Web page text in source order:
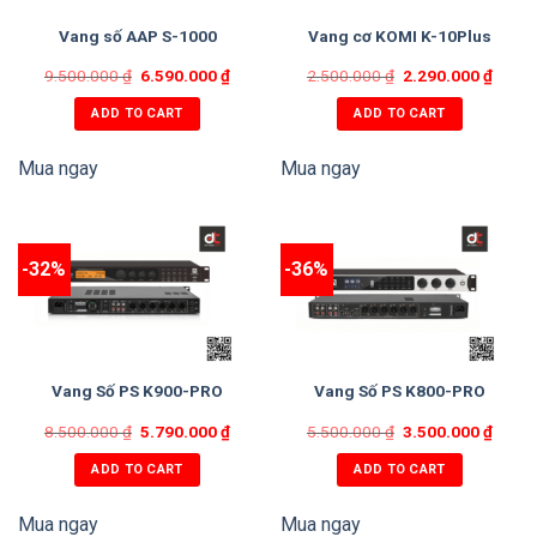
Vang số AAP S-1000
9.500.000₫ 6.590.000₫
ADD TO CART
Mua ngay
Vang cơ KOMI K-10Plus
2.500.000₫ 2.290.000₫
ADD TO CART
Mua ngay
-32%
Vang Số PS K900-PRO
8.500.000₫ 5.790.000₫
ADD TO CART
Mua ngay
-36%
Vang Số PS K800-PRO
5.500.000₫ 3.500.000₫
ADD TO CART
Mua ngay